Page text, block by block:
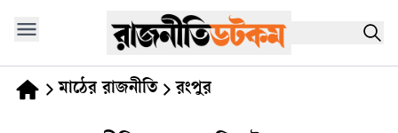
মাঠের রাজনীতি রংপুর